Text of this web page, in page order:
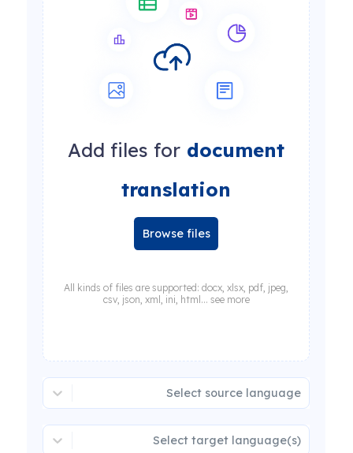
Add files for document
translation
Browse files
All kinds of files are supported: docx, xlsx, pdf, jpeg,
csv, json, xml, ini, html... see more
Select source language
Select target language(s)